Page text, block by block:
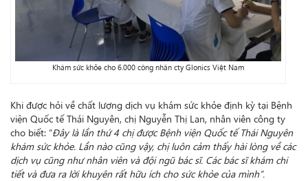
Khám sức khỏe cho 6.000 công nhân cty Glonics Việt Nam
Khi được hỏi về chất lượng dịch vụ khám sức khỏe định kỳ tại Bệnh
viện Quốc tế Thái Nguyên, chị Nguyễn Thị Lan, nhân viên công ty
cho biết: “Đây là lần thứ 4 chị được Bệnh viện Quốc tế Thái Nguyên
khám sức khỏe. Lần nào cũng vậy, chị luôn cảm thấy hài lòng về các
dịch vụ cũng như nhân viên và đội ngũ bác sĩ. Các bác sĩ khám chi
tiết và đưa ra lời khuyên rất hữu ích cho sức khỏe của mình”.